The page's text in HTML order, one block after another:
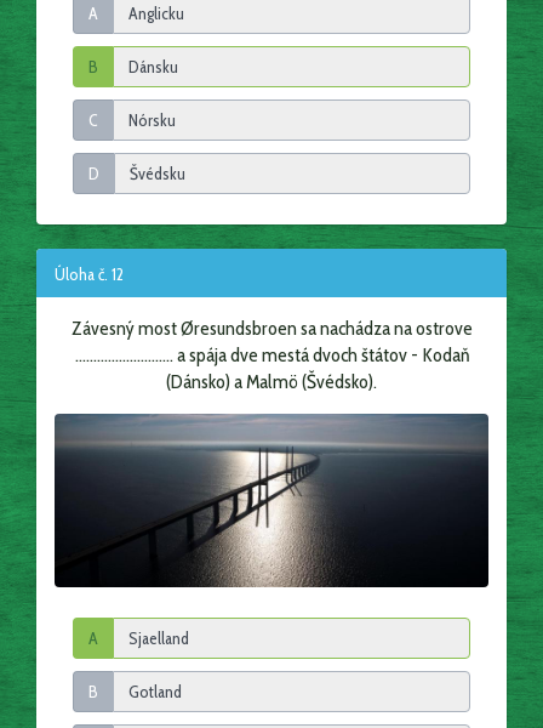
A
B
C
D
Úloha č. 12
Závesný most Øresundsbroen sa nachádza na ostrove
........................... a spája dve mestá dvoch štátov - Kodaň
(Dánsko) a Malmö (Švédsko).
A
B